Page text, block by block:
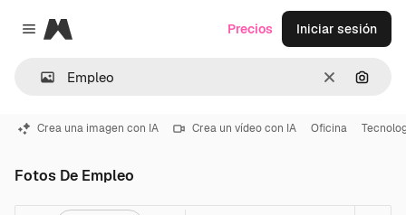
Close menu
Magnific
Borrar
Precios Iniciar sesión
Crea una imagen con IA Crea un vídeo con IA Oficina
Fotos De Empleo